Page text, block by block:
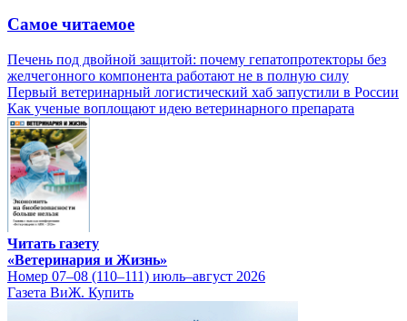
Самое читаемое
Печень под двойной защитой: почему гепатопротекторы без
желчегонного компонента работают не в полную силу
Первый ветеринарный логистический хаб запустили в России
Как ученые воплощают идею ветеринарного препарата
Читать газету
«Ветеринария и Жизнь»
Номер 07–08 (110–111) июль–август 2026
Газета ВиЖ. Купить